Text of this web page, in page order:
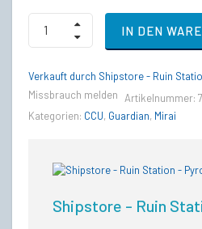
RSI
Constellation
Andromeda
Mirai
Guardian
CCU
IN DEN
Verkauft durch Shipstore - Ruin
Missbrauch melden
Artikelnummer:
Kategorien: CCU, Guardian, Mirai
Shipstore - Ruin